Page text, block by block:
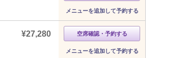
メニューを追加して予約する
¥27,280 空席確認・予約する
メニューを追加して予約する